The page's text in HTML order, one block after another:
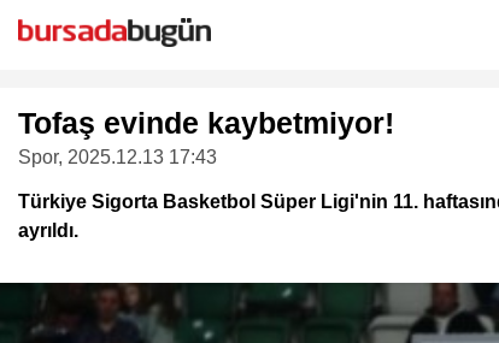
Tofaş evinde kaybetmiyor!
Spor, 2025.12.13 17:43
Türkiye Sigorta Basketbol Süper Ligi'nin 11.
ayrıldı.